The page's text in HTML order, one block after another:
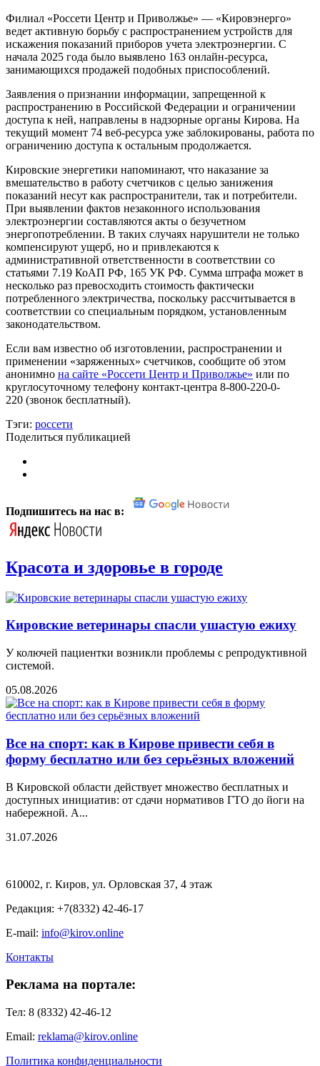
Филиал «Россети Центр и Приволжье» — «Кировэнерго»
ведет активную борьбу с распространением устройств для
искажения показаний приборов учета электроэнергии. С
начала 2025 года было выявлено 163 онлайн-ресурса,
занимающихся продажей подобных приспособлений.
Заявления о признании информации, запрещенной к
распространению в Российской Федерации и ограничении
доступа к ней, направлены в надзорные органы Кирова. На
текущий момент 74 веб-ресурса уже заблокированы, работа по
ограничению доступа к остальным продолжается.
Кировские энергетики напоминают, что наказание за
вмешательство в работу счетчиков с целью занижения
показаний несут как распространители, так и потребители.
При выявлении фактов незаконного использования
электроэнергии составляются акты о безучетном
энергопотреблении. В таких случаях нарушители не только
компенсируют ущерб, но и привлекаются к
административной ответственности в соответствии со
статьями 7.19 КоАП РФ, 165 УК РФ. Сумма штрафа может в
несколько раз превосходить стоимость фактически
потребленного электричества, поскольку рассчитывается в
соответствии со специальным порядком, установленным
законодательством.
Если вам известно об изготовлении, распространении и
применении «заряженных» счетчиков, сообщите об этом
анонимно на сайте «Россети Центр и Приволжье» или по
круглосуточному телефону контакт-центра 8-800-220-0-
220 (звонок бесплатный).
Тэги: россети
Поделиться публикацией
Подпишитесь на нас в:
Красота и здоровье в городе
Кировские ветеринары спасли ушастую ежиху
У колючей пациентки возникли проблемы с репродуктивной
системой.
05.08.2026
Все на спорт: как в Кирове привести себя в
форму бесплатно или без серьёзных вложений
В Кировской области действует множество бесплатных и
доступных инициатив: от сдачи нормативов ГТО до йоги на
набережной. А...
31.07.2026
610002, г. Киров, ул. Орловская 37, 4 этаж
Редакция: +7(8332) 42-46-17
E-mail: info@kirov.online
Контакты
Реклама на портале:
Тел: 8 (8332) 42-46-12
Email: reklama@kirov.online
Политика конфиденциальности